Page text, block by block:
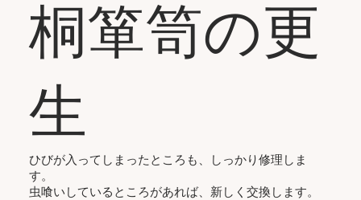
桐箪笥の更
生
ひびが入ってしまったところも、しっかり修理しま
す。
虫喰いしているところがあれば、新しく交換します。